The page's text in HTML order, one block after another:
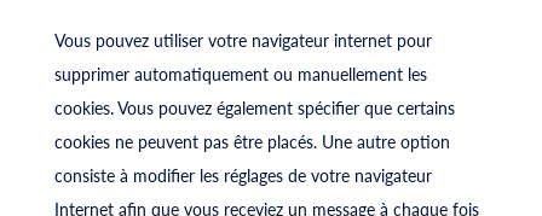
Vous pouvez utiliser votre navigateur internet pour
supprimer automatiquement ou manuellement les
cookies. Vous pouvez également spécifier que certains
cookies ne peuvent pas être placés. Une autre option
consiste à modifier les réglages de votre navigateur
Internet afin que vous receviez un message à chaque fois